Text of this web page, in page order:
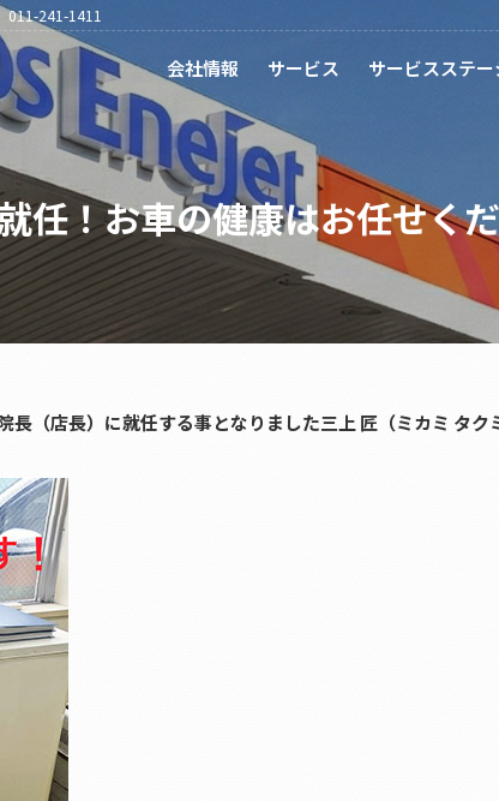
011-241-1411
会社情報 サービス サービスステ
任！お車の健康はお任せく
長（店長）に就任する事となりました三上 匠（ミカミ タク